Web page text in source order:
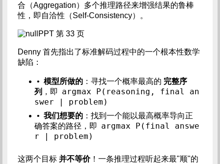
合（Aggregation）多个推理路径来增强结果的鲁棒
性，即自洽性（Self-Consistency）。
PPT 第 33 页
Denny 首先指出了标准解码过程中的一个根本性数学
缺陷：
• 模型所做的：寻找一个概率最高的 完整序
列 ，即 argmax P(reasoning, final an
swer | problem)
• 我们想要的：找到一个能以最高概率导向正
确答案的路径，即 argmax P(final answe
r | problem)
这两个目标 并不等价！一条推理过程听起来最"顺"的